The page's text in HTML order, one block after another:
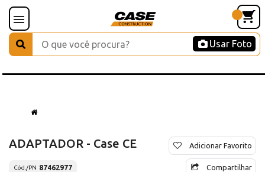
Usar Foto
ADAPTADOR - Case CE
Cód./PN 87462977
Adicionar Favorito
Compartilhar